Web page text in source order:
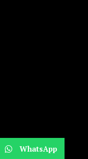
WhatsApp